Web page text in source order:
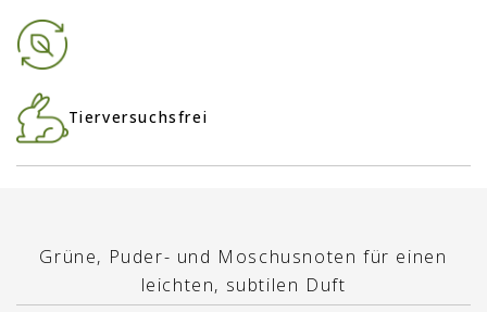
Tierversuchsfrei
Grüne, Puder- und Moschusnoten für einen
leichten, subtilen Duft